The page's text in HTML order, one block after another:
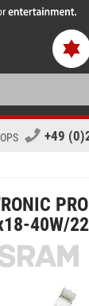
+49
40W/